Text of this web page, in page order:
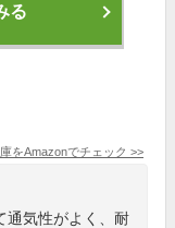
る
をAmazonでチェック >>
通気性がよく、耐